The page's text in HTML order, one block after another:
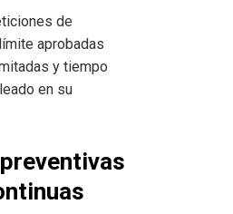
de
aprobadas
y tiempo
en su